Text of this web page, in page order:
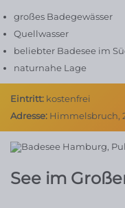
großes Badegewässer
Quellwasser
beliebter Badesee im
naturnahe Lage
Eintritt: kostenfrei
Adresse: Himmelsbruch,
See im